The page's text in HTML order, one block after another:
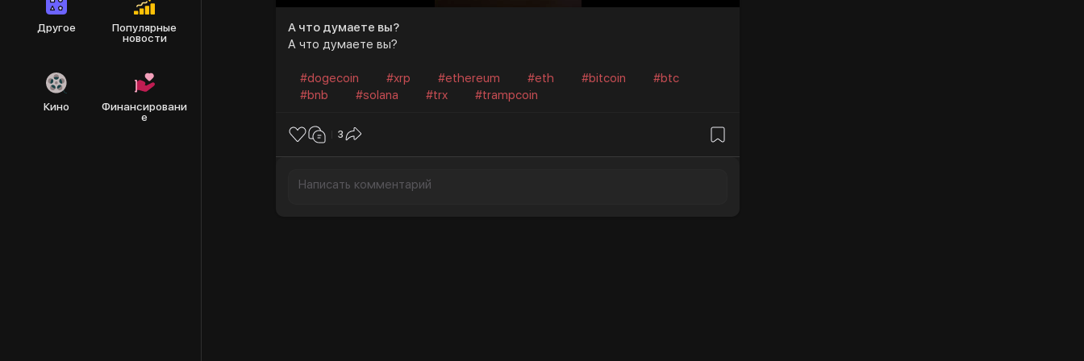
Другое
Популярные
новости
Кино
Финансировани
е
А что думаете вы?
А что думаете вы?
#dogecoin #xrp #ethereum #eth #bitcoin
#btc
#bnb
#solana #trx #trampcoin
3